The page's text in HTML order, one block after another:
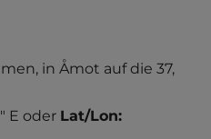
in Åmot auf die 37,
E oder Lat/Lon: